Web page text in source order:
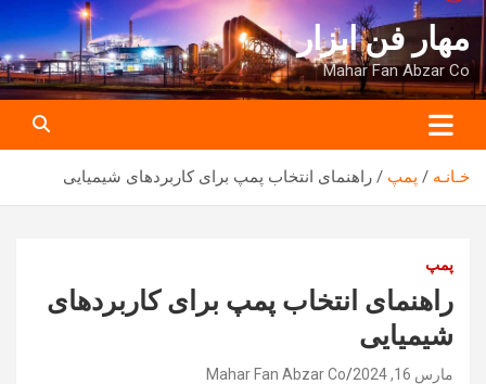
به
محتوا
برویدمهار فن ابزار
Mahar Fan Abzar Co
خـانـه پمپ راهنمای انتخاب پمپ برای کاربردهای شیمیایی
پمپ
راهنمای انتخاب پمپ برای کاربردهای
شیمیایی
مارس 16, 2024 Mahar Fan Abzar Co